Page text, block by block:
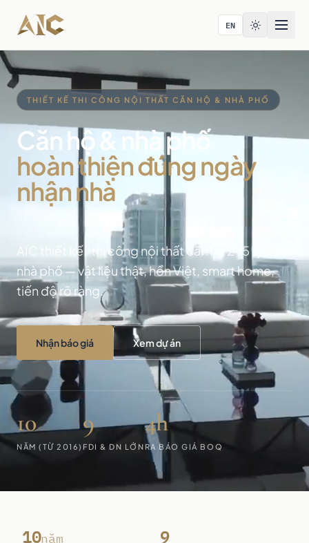
Bỏ qua tới nội dung
EN
THIẾT KẾ THI CÔNG NỘI THẤT CĂN HỘ & NHÀ PHỐ
Căn hộ & nhà phố
hoàn thiện đúng ngày
nhận nhà
AIC thiết kế · thi công nội thất căn hộ 2-5 tỷ và
nhà phố — vật liệu thật, hồn Việt, smart home,
tiến độ rõ ràng.
Nhận báo giá Xem dự án
10
NĂM (TỪ 2016)
9
FDI & DN LỚN
4h
RA BÁO GIÁ BOQ
10năm 9